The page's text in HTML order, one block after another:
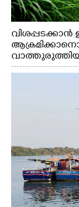
വിശപ്പടക്കാൻ